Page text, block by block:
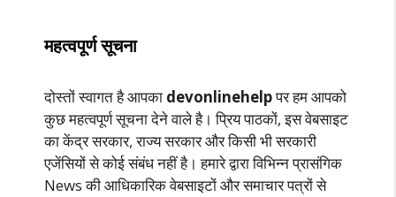
महत्वपूर्ण सूचना
दोस्तों स्वागत है आपका devonlinehelpपर हम आपको
कुछ महत्वपूर्ण सूचना देने वाले है। प्रिय पाठकों, इस वेबसाइट
का केंद्र सरकार, राज्य सरकार और किसी भी सरकारी
एजेंसियों से कोई संबंध नहीं है। हमारे द्वारा विभिन्न प्रासंगिक
News की आधिकारिक वेबसाइटों और समाचार पत्रों से